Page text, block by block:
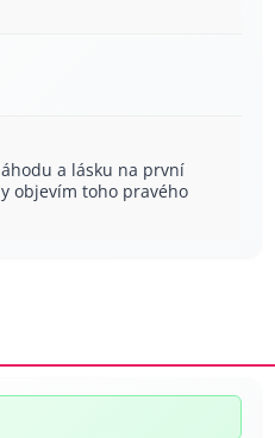
a lásku na první
objevím toho pravého